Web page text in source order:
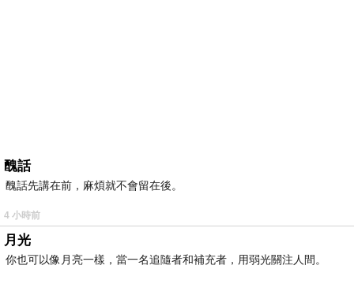
醜話
醜話先講在前，麻煩就不會留在後。
4 小時前
月光
你也可以像月亮一樣，當一名追隨者和補充者，用弱光關注人間。